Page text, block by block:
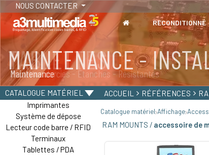
NOUS CONTACTER
RECONDITIONNÉ
MAINTENANCE -
Maintenance
TABLETTES
Tablettes durcies - Étanches - Résistantes
CATALOGUE MATÉRIEL
Imprimantes
Système de dépose
Lecteur code barre / RFID
Terminaux
Tablettes / PDA
ACCUEIL RÉFÉRENCES
Catalogue matériel Affichage
RAM MOUNTS / accessoire de